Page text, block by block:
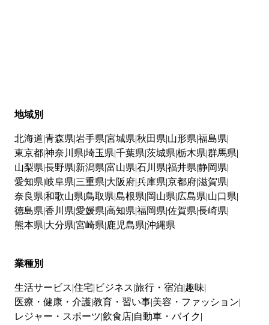
地域別
北海道 青森県 岩手県 宮城県 秋田県 山形県 福島県
東京都神奈川県 埼玉県 千葉県 茨城県 栃木県 群馬県
山梨県 長野県 新潟県 富山県 石川県 福井県 静岡県
愛知県 岐阜県 三重県 大阪府兵庫県 京都府滋賀県
奈良県 和歌山県 鳥取県 島根県 岡山県 広島県 山口県
徳島県 香川県 愛媛県 高知県 福岡県 佐賀県 長崎県
熊本県 大分県 宮崎県 鹿児島県 沖縄県
業種別
生活サービス 住宅 ビジネス 旅行・宿泊 趣味
医療・健康・介護教育・習い事 美容・ファッション
レジャー・スポーツ 飲食店 自動車・バイク